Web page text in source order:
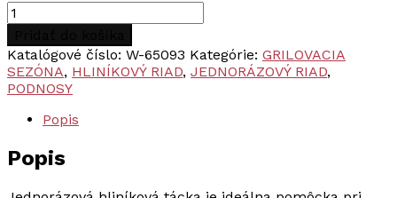
množstvo
Tácka
na
gril
32,5
x
Katalógové číslo: W-65093 Kategórie: GRILOVACIA
SEZÓNA, HLINÍKOVÝ RIAD, JEDNORÁZOVÝ RIAD,
PODNOSY
Popis
Popis